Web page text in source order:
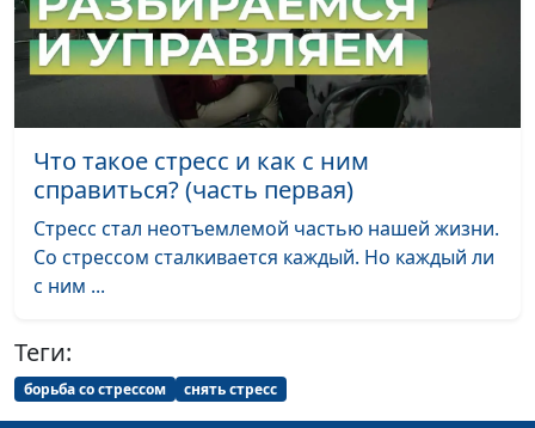
жизни и
немедикаментозному
оздоровлению
Как вегетарианцу
придерживаться
аутоиммунного
протокола?
Мария Бородеева,
специалист по
модификации образа
жизни и
немедикаментозному
оздоровлению
#242
утром нет сил?
модификации образа
жизни и
Что такое стресс и как с ним
справиться? (часть первая)
Стресс стал неотъемлемой частью нашей жизни.
Со стрессом сталкивается каждый. Но каждый ли
с ним ...
Теги:
борьба со стрессом снять стресс